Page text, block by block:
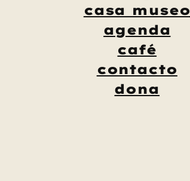
casa museo
agenda
café
contacto
dona